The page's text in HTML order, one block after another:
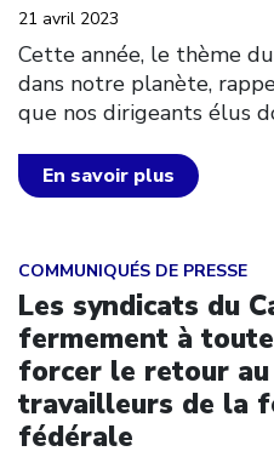
21 avril 2023
Cette année, le thème
dans notre planète,
que nos dirigeants élus
En savoir plus
COMMUNIQUÉS DE PRESSE
Les syndicats du
fermement à
forcer le retour
travailleurs de la
fédérale
Click to open the link